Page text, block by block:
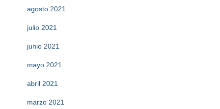
agosto 2021
julio 2021
junio 2021
mayo 2021
abril 2021
marzo 2021